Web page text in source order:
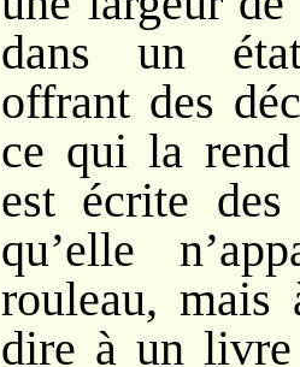
dans un
offrant des
ce qui la
est écrite
qu’elle
rouleau, mais
dire à un